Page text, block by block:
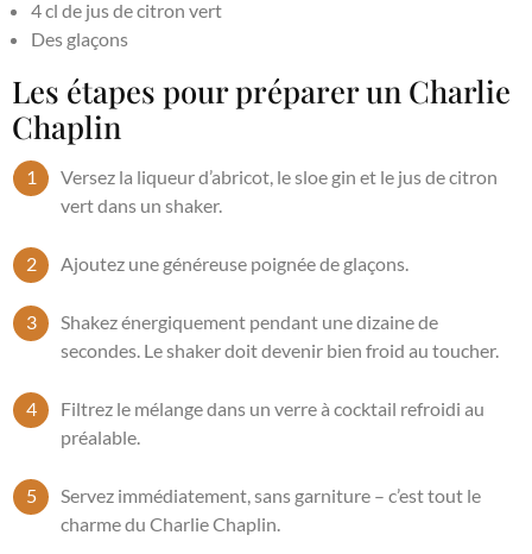
4 cl de jus de citron vert
Des glaçons
Les étapes pour préparer un Charlie
Chaplin
Versez la liqueur d’abricot, le sloe gin et le jus de citron
vert dans un shaker.
Ajoutez une généreuse poignée de glaçons.
Shakez énergiquement pendant une dizaine de
secondes. Le shaker doit devenir bien froid au toucher.
Filtrez le mélange dans un verre à cocktail refroidi au
préalable.
Servez immédiatement, sans garniture – c’est tout le
charme du Charlie Chaplin.